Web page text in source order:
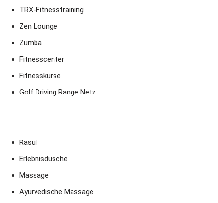
TRX-Fitnesstraining
Zen Lounge
Zumba
Fitnesscenter
Fitnesskurse
Golf Driving Range Netz
Rasul
Erlebnisdusche
Massage
Ayurvedische Massage